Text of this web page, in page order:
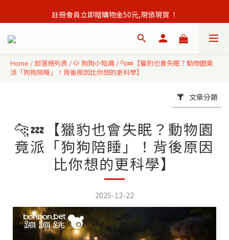
會員單筆訂單滿500元免運出貨！
註冊會員立即贈購物金50元,現領現買 ！
會員單筆訂單滿500元免運出貨！
Home / 部落格列表 /🐶 狗狗小知識 /🐆💤【獵豹也會失眠？動物園竟
派「狗狗陪睡」！背後原因比你想的更科學】
文章分類
🐆💤【獵豹也會失眠？動物園
竟派「狗狗陪睡」！背後原因
比你想的更科學】
2025-12-22